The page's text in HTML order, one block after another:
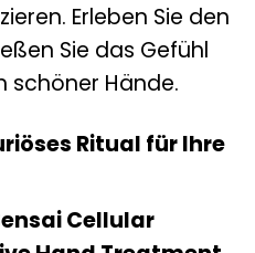
Erleben Sie den
Sie das Gefühl
schöner Hände.
Ritual für Ihre
Cellular